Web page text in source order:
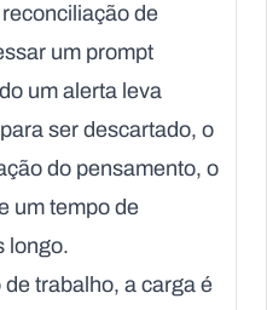
de
um prompt
um alerta leva
ser descartado, o
do pensamento, o
um tempo de
longo.
trabalho, a carga é